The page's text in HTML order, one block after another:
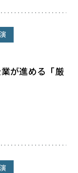
が進める「厳